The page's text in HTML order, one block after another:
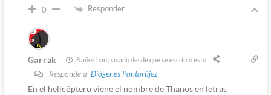
0 Responder
Garrak 8 años han pasado desde que se escribió esto
Responde a Diógenes Pantarújez
En el helicóptero viene el nombre de Thanos en letras